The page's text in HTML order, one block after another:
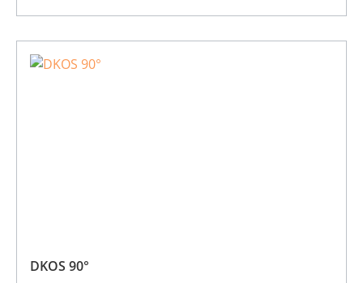
DKOS 90°